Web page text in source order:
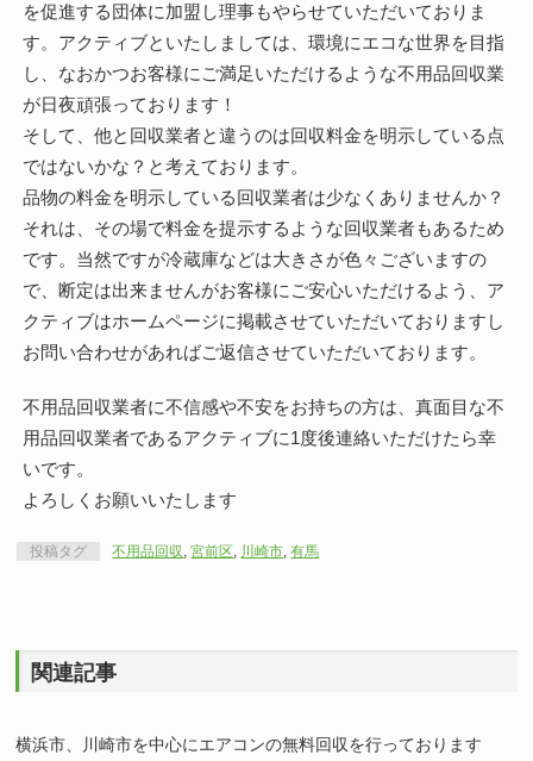
を促進する団体に加盟し理事もやらせていただいておりま
す。アクティブといたしましては、環境にエコな世界を目指
し、なおかつお客様にご満足いただけるような不用品回収業
が日夜頑張っております！
そして、他と回収業者と違うのは回収料金を明示している点
ではないかな？と考えております。
品物の料金を明示している回収業者は少なくありませんか？
それは、その場で料金を提示するような回収業者もあるため
です。当然ですが冷蔵庫などは大きさが色々ございますの
で、断定は出来ませんがお客様にご安心いただけるよう、ア
クティブはホームページに掲載させていただいておりますし
お問い合わせがあればご返信させていただいております。
不用品回収業者に不信感や不安をお持ちの方は、真面目な不
用品回収業者であるアクティブに1度後連絡いただけたら幸
いです。
よろしくお願いいたします
投稿タグ 不用品回収,宮前区, 川崎市,有馬
関連記事
横浜市、川崎市を中心にエアコンの無料回収を行っております